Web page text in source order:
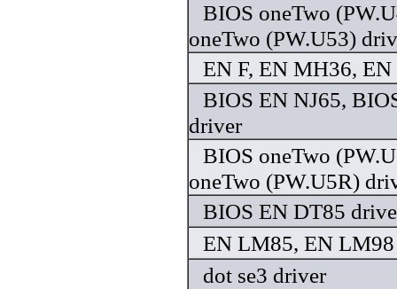
BIOS oneTwo
oneTwo (PW.U53)
EN F, EN MH36,
BIOS EN NJ65,
driver
BIOS oneTwo
oneTwo (PW.U5R)
BIOS EN DT85
EN LM85, EN
dot se3 driver